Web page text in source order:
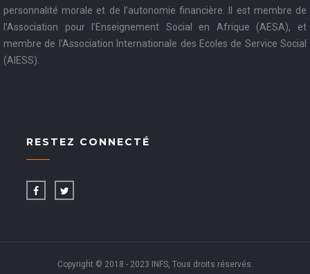
personnalité morale et de l’autonomie financière. Il est membre de
l’Association pour l’Enseignement Social en Afrique (AESA), et
membre de l’Association Internationale des Ecoles de Service Social
(AIESS).
RESTEZ CONNECTÉ
Copyright © 2018 - 2023 INFS, Tous droits réservés.